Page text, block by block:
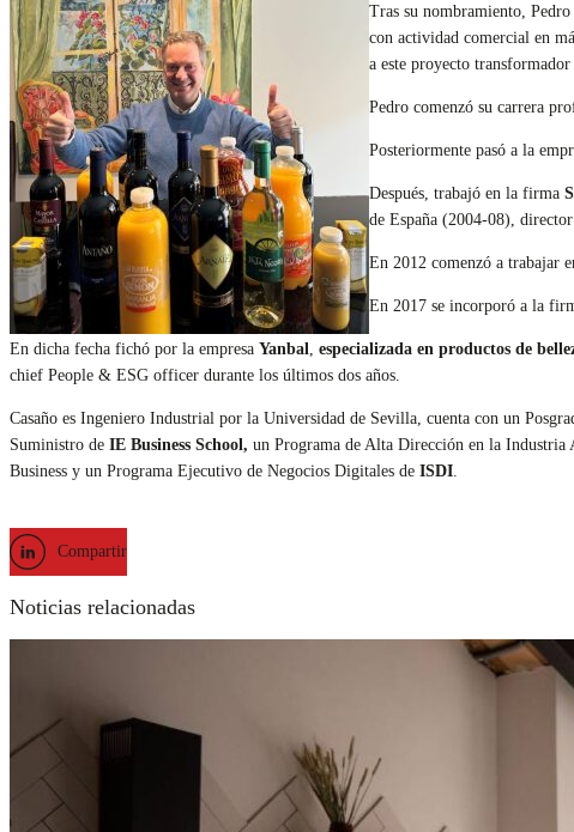
Tras su nombramiento,
con actividad comercial en
a este proyecto
Pedro comenzó su carrera
Posteriormente pasó a la
Después, trabajó en la firma
de España (2004-08),
En 2012 comenzó a trabajar
En 2017 se incorporó a la
En dicha fecha fichó por la empresa Yanbal especializada en productos de
chief People & ESG officer durante los últimos dos años.
Casaño es Ingeniero Industrial por la Universidad de Sevilla, cuenta con un
Suministro de IE Business School, un Programa de Alta Dirección en la Industria
Business y un Programa Ejecutivo de Negocios Digitales de ISDI
Compartir
Noticias relacionadas